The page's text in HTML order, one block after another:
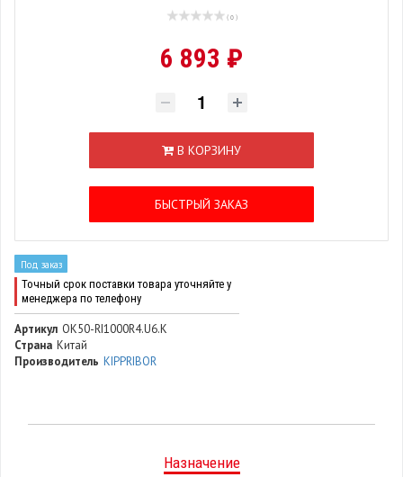
( 0 )
6 893 ₽
В КОРЗИНУ
БЫСТРЫЙ ЗАКАЗ
Под заказ
Точный срок поставки товара уточняйте у
менеджера по телефону
Артикул OK50-RI1000R4.U6.K
Страна Китай
Производитель KIPPRIBOR
Назначение